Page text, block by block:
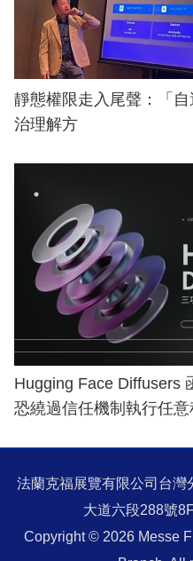
靜態權限走入尾聲：「
治理解方
Hugging Face Diffusers
恐繞過信任機制執行任
法蘭克福展覽有限公司台灣
大道六段288號
Copyright © 2026 Messe